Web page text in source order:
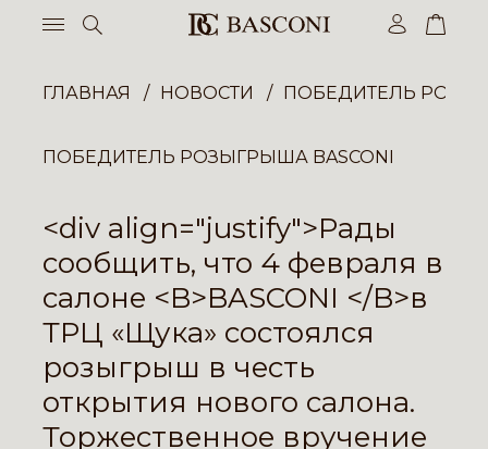
ГЛАВНАЯ НОВОСТИ ПОБЕДИТЕЛЬ
ПОБЕДИТЕЛЬ РОЗЫГРЫША BASCONI
<div align="justify">Рады
сообщить, что 4 февраля в
салоне <B>BASCONI </B>в
ТРЦ «Щука» состоялся
розыгрыш в честь
открытия нового салона.
Торжественное вручение